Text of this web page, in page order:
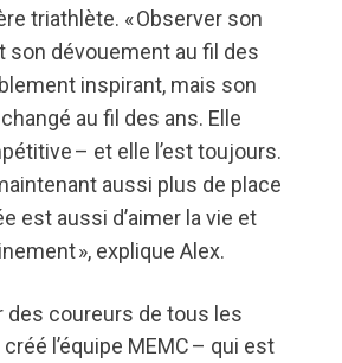
triathlète. « Observer son
son dévouement au fil des
inspirant, mais son
au fil des ans. Elle
– et elle l’est toujours.
aussi plus de place
est aussi d’aimer la vie et
», explique Alex.
des coureurs de tous les
l’équipe MEMC – qui est